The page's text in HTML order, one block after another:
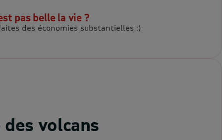
pas belle la vie ?
des économies substantielles :)
volcans